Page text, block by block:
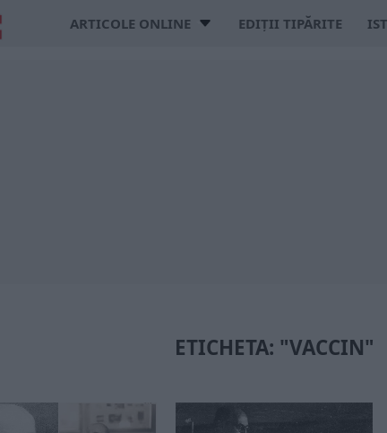
ARTICOLE ONLINE EDIȚII TIPĂRITE
ETICHETA: "VACCIN"